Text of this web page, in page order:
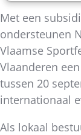
Met een
ondersteunen
Vlaamse
Vlaanderen
tussen 20
internationaal
Als lokaal